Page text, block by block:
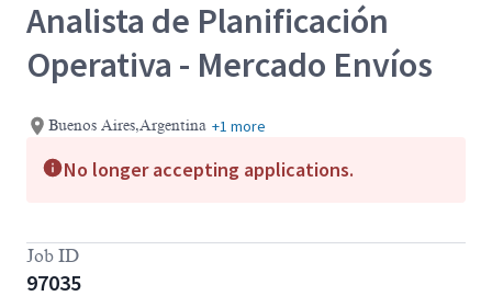
Analista de Planificación
Operativa - Mercado Envíos
Buenos Aires,Argentina +1 more
No longer accepting applications.
Job ID
97035